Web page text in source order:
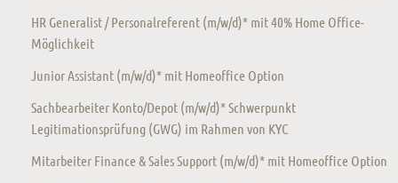
HR Generalist / Personalreferent (m/w/d)* mit 40% Home Office-
Möglichkeit
Junior Assistant (m/w/d)* mit Homeoffice Option
Sachbearbeiter Konto/Depot (m/w/d)* Schwerpunkt
Legitimationsprüfung (GWG) im Rahmen von KYC
Mitarbeiter Finance & Sales Support (m/w/d)* mit Homeoffice Option